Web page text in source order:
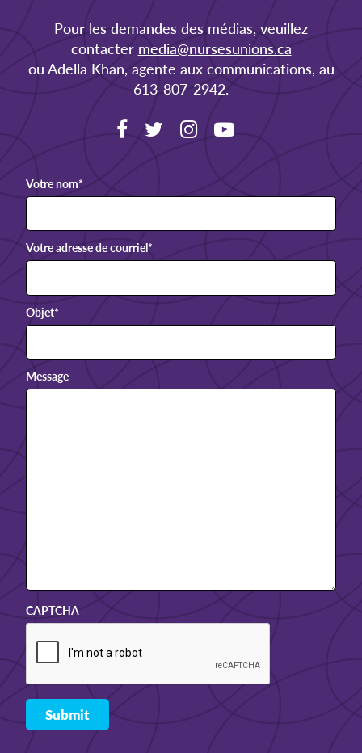
Pour les demandes des médias, veuillez
contacter media@nursesunions.ca
ou Adella Khan, agente aux communications, au
613-807-2942.
Votre nom*
Votre adresse de courriel*
Objet*
Message
CAPTCHA